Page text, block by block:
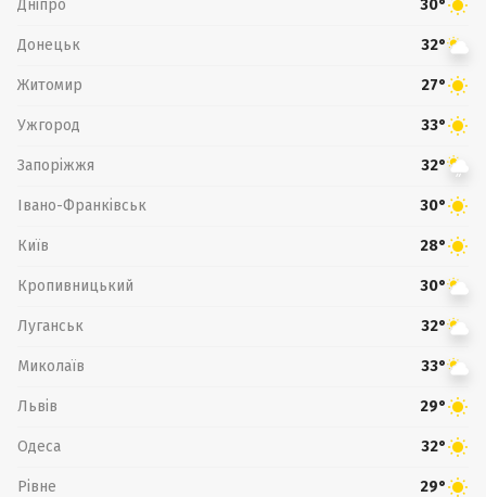
Дніпро 30°
Донецьк 32°
Житомир 27°
Ужгород 33°
Запоріжжя 32°
Івано-Франківськ 30°
Київ 28°
Кропивницький 30°
Луганськ 32°
Миколаїв 33°
Львів 29°
Одеса 32°
Рівне 29°